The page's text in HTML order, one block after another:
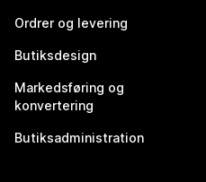
Ordrer og levering
Butiksdesign
Markedsføring og
konvertering
Butiksadministration